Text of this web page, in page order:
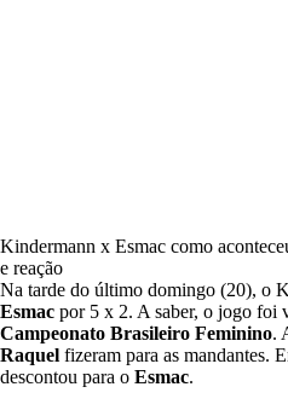
Kindermann x Esmac como
e reação
Na tarde do último domingo (20), o
Esmac por 5 x 2. A saber, o jogo foi
Campeonato Brasileiro Feminino.
Raquel fizeram para as mandantes.
descontou para o Esmac.